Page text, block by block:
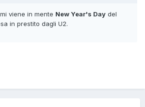
viene in mente New Year's Day del
in prestito dagli U2.